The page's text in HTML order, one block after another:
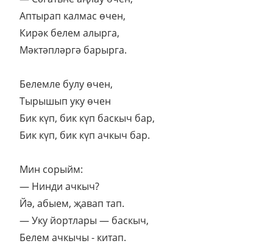
Аптырап калмас өчен,
Кирәк белем алырга,
Мәктәпләргә барырга.
Белемле булу өчен,
Тырышып уку өчен
Бик күп, бик күп баскыч бар,
Бик күп, бик күп ачкыч бар.
Мин сорыйм:
— Нинди ачкыч?
Йә, абыем, җавап тап.
— Уку йортлары — баскыч,
Белем ачкычы - китап.